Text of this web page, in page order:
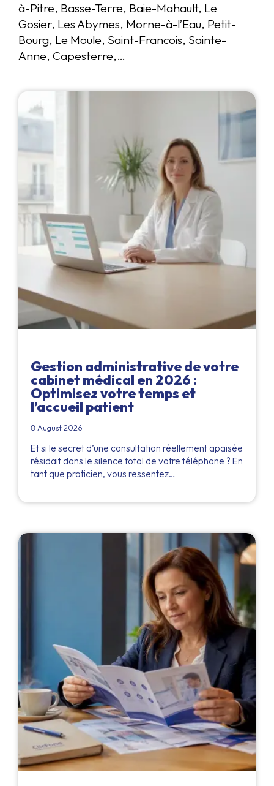
à-Pitre, Basse-Terre, Baie-Mahault, Le
Gosier, Les Abymes, Morne-à-l’Eau, Petit-
Bourg, Le Moule, Saint-Francois, Sainte-
Anne, Capesterre,…
Gestion administrative de votre
cabinet médical en 2026 :
Optimisez votre temps et
l’accueil patient
8 August 2026
Et si le secret d’une consultation réellement apaisée
résidait dans le silence total de votre téléphone ? En
tant que praticien, vous ressentez…